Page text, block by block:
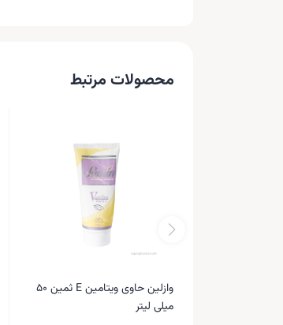
محصولات مرتبط
وازلین حاوی ویتامین E ثمین ۵۰
میلی لیتر